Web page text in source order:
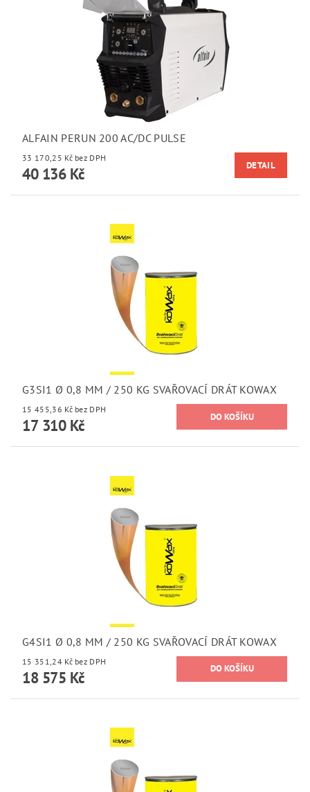
ALFAIN PERUN 200 AC/DC PULSE
33 170,25 Kč bez DPH
40 136 Kč DETAIL
G3SI1 Ø 0,8 MM / 250 KG SVAŘOVACÍ DRÁT KOWAX
15 455,36 Kč bez DPH
17 310 Kč
G4SI1 Ø 0,8 MM / 250 KG SVAŘOVACÍ DRÁT KOWAX
15 351,24 Kč bez DPH
18 575 Kč